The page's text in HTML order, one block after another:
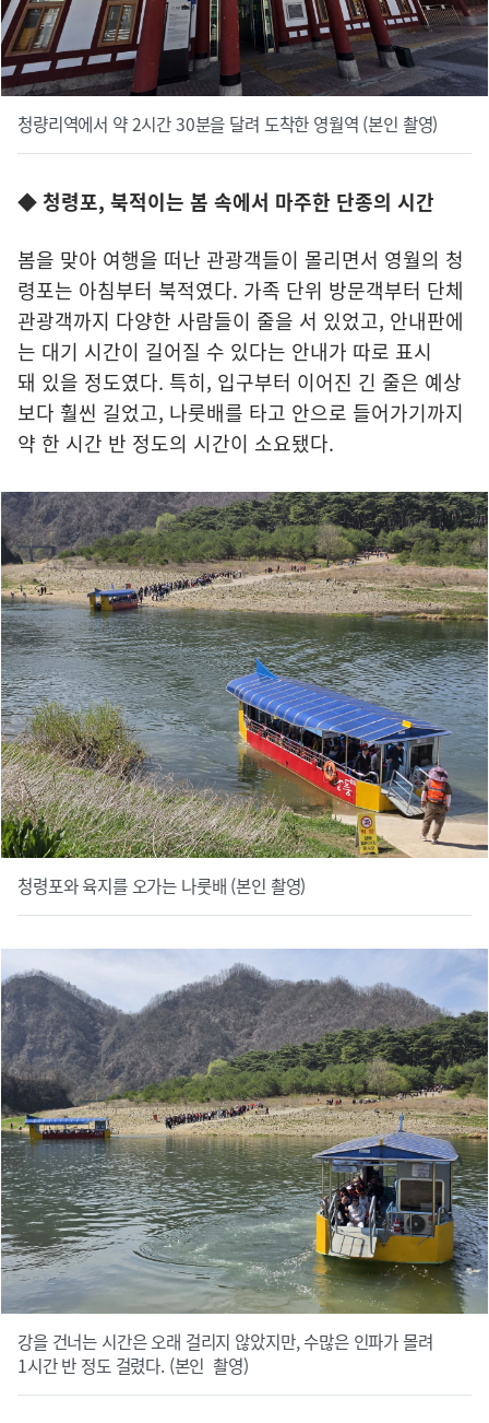
청량리역에서 약 2시간 30분을 달려 도착한 영월역 (본인 촬영)
◆ 청령포, 북적이는 봄 속에서 마주한 단종의 시간
봄을 맞아 여행을 떠난 관광객들이 몰리면서 영월의 청
령포는 아침부터 북적였다. 가족 단위 방문객부터 단체
관광객까지 다양한 사람들이 줄을 서 있었고, 안내판에
는 대기 시간이 길어질 수 있다는 안내가 따로 표시
돼 있을 정도였다. 특히, 입구부터 이어진 긴 줄은 예상
보다 훨씬 길었고, 나룻배를 타고 안으로 들어가기까지
약 한 시간 반 정도의 시간이 소요됐다.
청령포와 육지를 오가는 나룻배 (본인 촬영)
강을 건너는 시간은 오래 걸리지 않았지만, 수많은 인파가 몰려
1시간 반 정도 걸렸다. (본인 촬영)